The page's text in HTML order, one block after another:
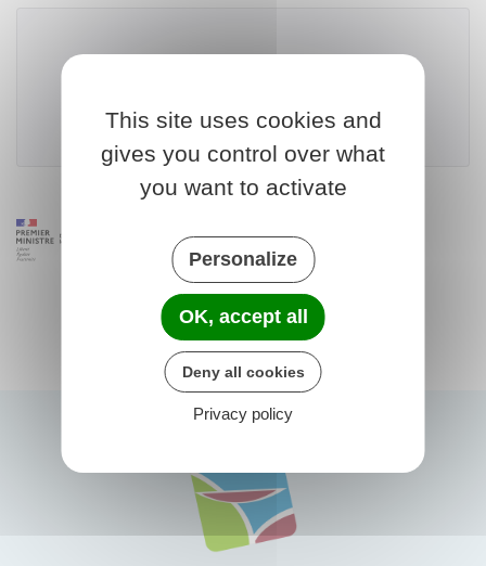
Agence nationale des titres sécurisés (ANTS)
This site uses cookies and
gives you control over what
you want to activate
Personalize
OK, accept all
Deny all cookies
Privacy policy